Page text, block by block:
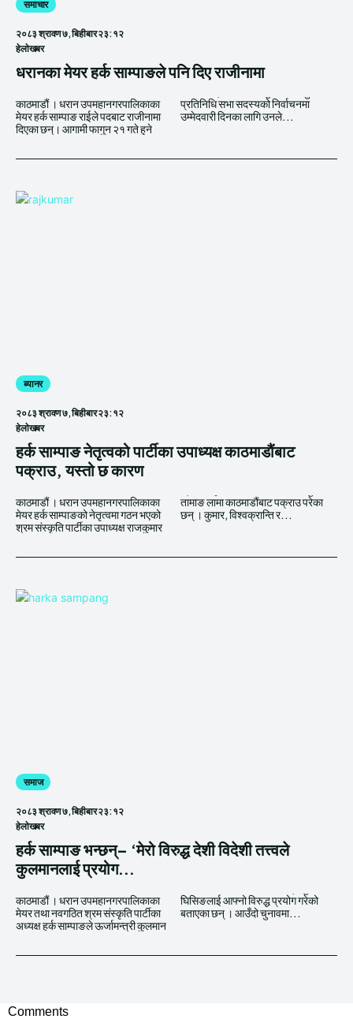
समाचार
२०८३ श्रावण ७, बिहीबार २३:१२
हेलाेखबर
धरानका मेयर हर्क साम्पाङले पनि दिए राजीनामा
काठमाडौं । धरान उपमहानगरपालिकाका
मेयर हर्क साम्पाङ राईले पदबाट राजीनामा
दिएका छन्। आगामी फागुन २१ गते हुने
प्रतिनिधि सभा सदस्यको निर्वाचनमा
उम्मेदवारी दिनका लागि उनले...
ब्यानर
२०८३ श्रावण ७, बिहीबार २३:१२
हेलाेखबर
हर्क साम्पाङ नेतृत्वको पार्टीका उपाध्यक्ष काठमाडौंबाट
पक्राउ, यस्तो छ कारण
काठमाडौं । धरान उपमहानगरपालिकाका
मेयर हर्क साम्पाङको नेतृत्वमा गठन भएको
श्रम संस्कृति पार्टीका उपाध्यक्ष राजकुमार
तामाङ लामा काठमाडौंबाट पक्राउ परेका
छन् । कुमार, विश्वक्रान्ति र...
समाज
२०८३ श्रावण ७, बिहीबार २३:१२
हेलाेखबर
हर्क साम्पाङ भन्छन्– ‘मेरो विरुद्ध देशी विदेशी तत्त्वले
कुलमानलाई प्रयोग...
काठमाडौं । धरान उपमहानगरपालिकाका
मेयर तथा नवगठित श्रम संस्कृति पार्टीका
अध्यक्ष हर्क साम्पाङले ऊर्जामन्त्री कुलमान
घिसिङलाई आफ्नो विरुद्ध प्रयोग गरेको
बताएका छन् । आउँदो चुनावमा...
Comments